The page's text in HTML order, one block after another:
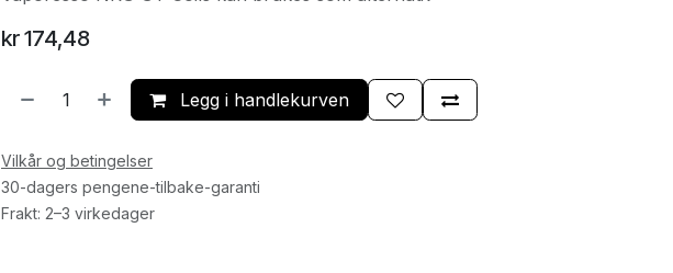
kr174,48
Legg i handlekurven
Vilkår og betingelser
30-dagers pengene-tilbake-garanti
Frakt: 2–3 virkedager